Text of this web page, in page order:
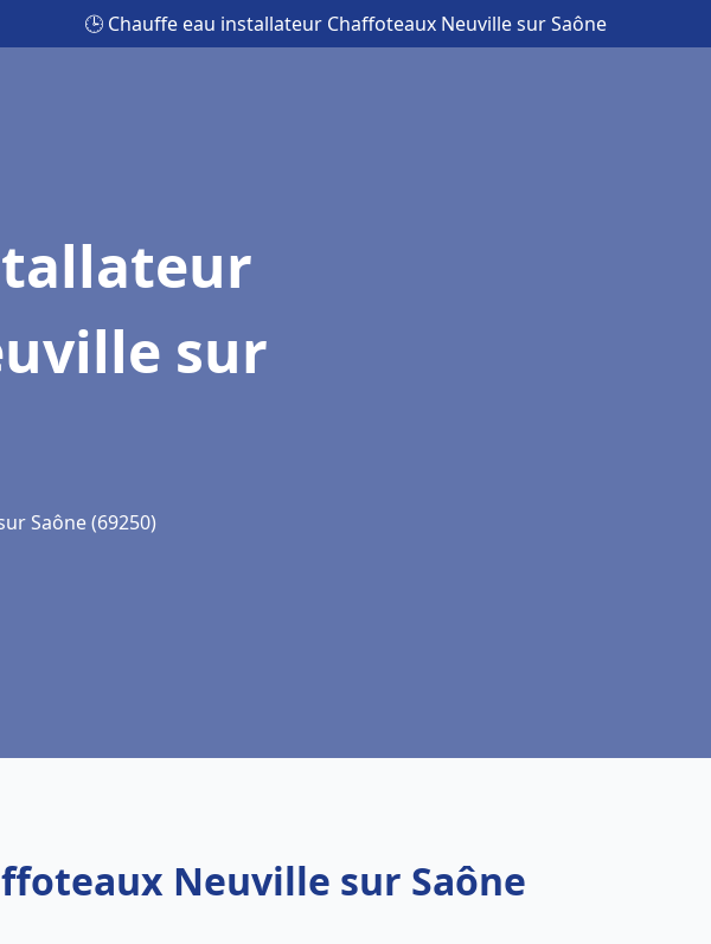
🕒 Chauffe eau installateur Chaffoteaux Neuville sur Saône
sur
Saône (69250)
Neuville sur Saône